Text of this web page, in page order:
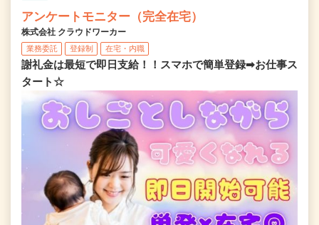
アンケートモニター（完全在宅）
株式会社 クラウドワーカー
業務委託 登録制 在宅・内職
謝礼金は最短で即日支給！！スマホで簡単登録➡お仕事ス
タート☆